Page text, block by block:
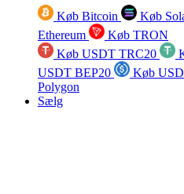
Køb Bitcoin Køb
Ethereum
Køb TRON
Køb USDT TRC20
USDT BEP20
Køb
Polygon
Sælg